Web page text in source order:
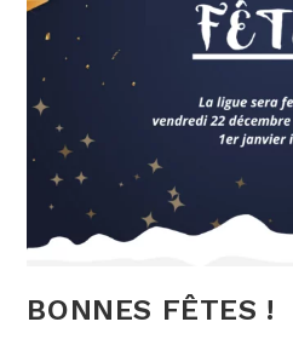
BONNES FÊTES !